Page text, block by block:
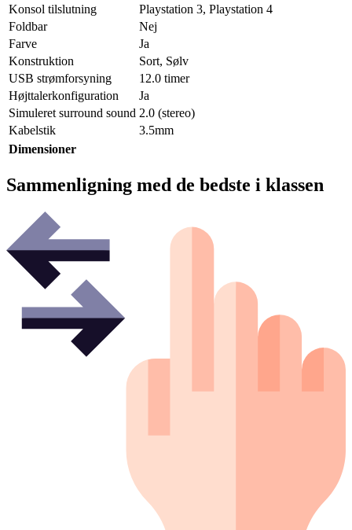
Konsol tilslutning
Playstation 3, Playstation 4
Foldbar
Nej
Farve
Ja
Konstruktion
Sort, Sølv
USB strømforsyning
12.0 timer
Højttalerkonfiguration
Ja
Simuleret surround sound 2.0 (stereo)
Kabelstik
3.5mm
Dimensioner
Sammenligning med de bedste i klassen